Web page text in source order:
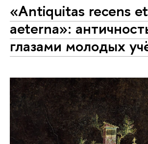
«Antiquitas recens et
aeterna»:
глазами молодых